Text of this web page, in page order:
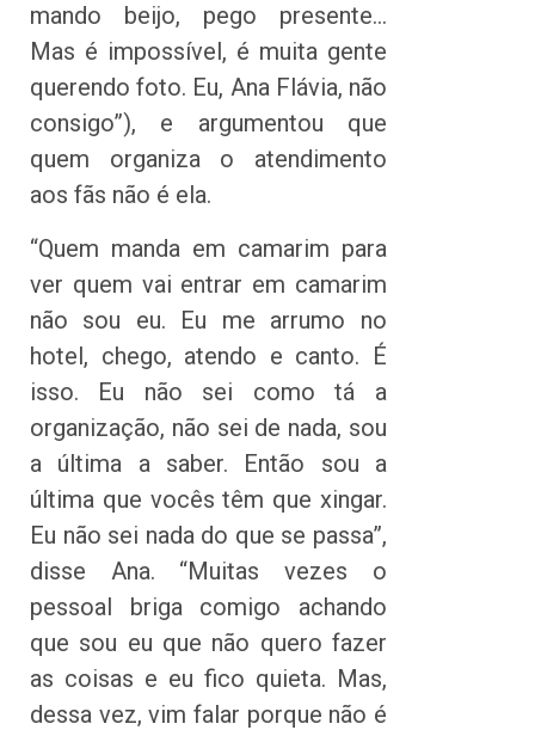
mando beijo, pego presente…
Mas é impossível, é muita gente
querendo foto. Eu, Ana Flávia, não
consigo”), e argumentou que
quem organiza o atendimento
aos fãs não é ela.
“Quem manda em camarim para
ver quem vai entrar em camarim
não sou eu. Eu me arrumo no
hotel, chego, atendo e canto. É
isso. Eu não sei como tá a
organização, não sei de nada, sou
a última a saber. Então sou a
última que vocês têm que xingar.
Eu não sei nada do que se passa”,
disse Ana. “Muitas vezes o
pessoal briga comigo achando
que sou eu que não quero fazer
as coisas e eu fico quieta. Mas,
dessa vez, vim falar porque não é